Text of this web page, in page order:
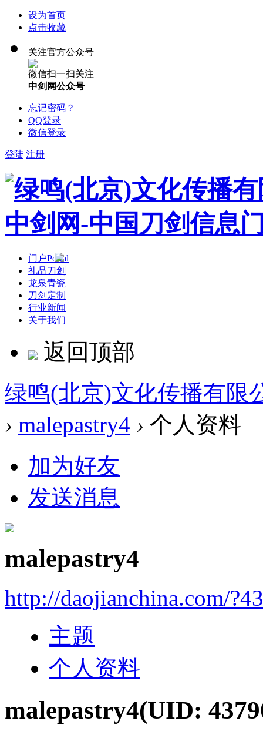
设为首页
点击收藏
关注官方公众号
微信扫一扫关注
中剑网公众号
忘记密码？
QQ登录
微信登录
登陆 注册
门户Portal
礼品刀剑
龙泉青瓷
刀剑定制
行业新闻
关于我们
返回顶部
绿鸣(北京)文化传播有限
› malepastry4 › 个人资料
加为好友
发送消息
malepastry4
http://daojianchina.com/
主题
个人资料
malepastry4(UID: